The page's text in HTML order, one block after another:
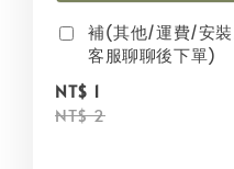
補(其他/運費/安
客服聊聊後下單)
NT$ 1
NT$ 2